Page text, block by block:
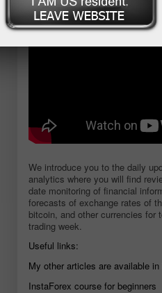
We introduce you to the daily
analytics where you will find
date monitoring of financial
forecasts of exchange rates of
bitcoin, and other currencies for
trading week.
Useful links:
My other articles are available
InstaForex course for beginners